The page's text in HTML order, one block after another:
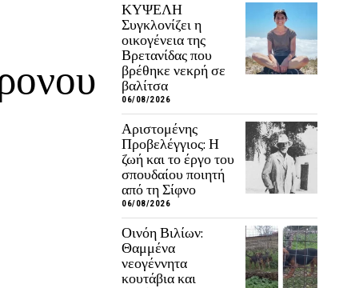
ΚΥΨΕΛΗ
Συγκλονίζει η
οικογένεια της
Βρετανίδας που
βρέθηκε νεκρή σε
βαλίτσα
06/08/2026
Αριστομένης
Προβελέγγιος: Η
ζωή και το έργο του
σπουδαίου ποιητή
από τη Σίφνο
06/08/2026
Οινόη Βιλίων:
Θαμμένα
νεογέννητα
κουτάβια και